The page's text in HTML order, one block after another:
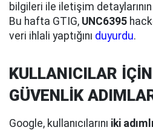
bilgileri ile iletişim detaylarının
Bu hafta GTIG, UNC6395
veri ihlali yaptığını duyurdu.
KULLANICILAR
GÜVENLİK
Google, kullanıcılarını iki